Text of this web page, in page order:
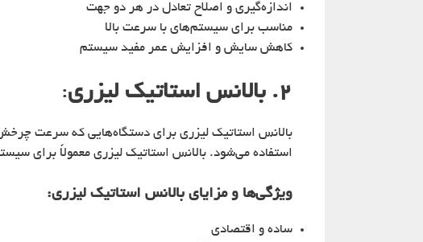
اندازه‌گیری و اصلاح تعادل در هر دو جهت
مناسب برای سیستم‌های با سرعت بالا
کاهش سایش و افزایش عمر مفید سیستم
۲. بالانس استاتیک لیزری :
بالانس استاتیک لیزری برای دستگاه‌هایی که سرعت
استفاده می‌شود. بالانس استاتیک لیزری معمولاً برای
ویژگی‌ها و مزایای بالانس استاتیک لیزری:
ساده و اقتصادی